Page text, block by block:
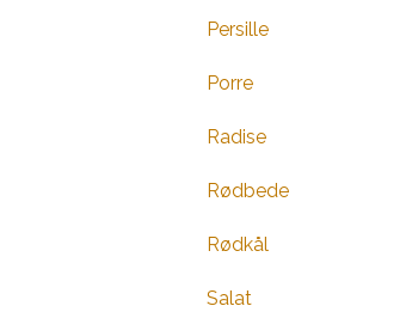
Persille
Porre
Radise
Rødbede
Rødkål
Salat